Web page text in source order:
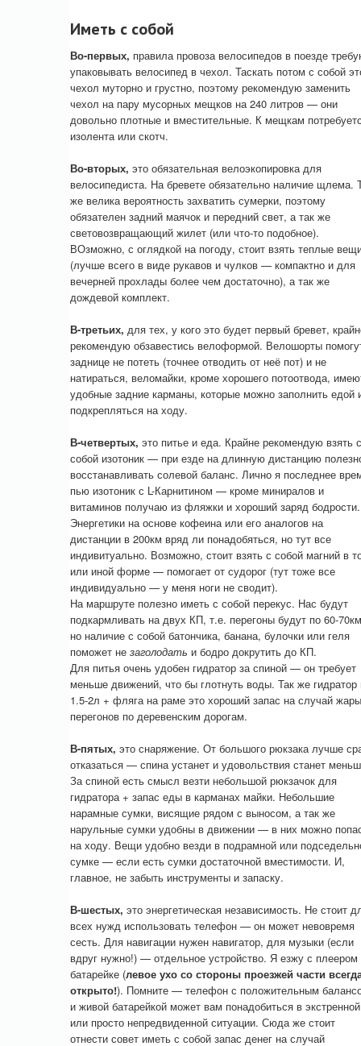
Иметь с собой
Во-первых, правила провоза велосипедов в поезде
упаковывать велосипед в чехол. Таскать потом с собой
чехол муторно и грустно, поэтому рекомендую заменить
чехол на пару мусорных мещков на 240 литров — они
довольно плотные и вместительные. К мещкам
изолента или скотч.
Во-вторых, это обязательная велоэкопировка для
велосипедиста. На бревете обязательно наличие щлема.
же велика вероятность захватить сумерки, поэтому
обязателен задний маячок и передний свет, а так же
световозвращающий жилет (или что-то подобное).
ВОзможно, с оглядкой на погоду, стоит взять теплые
(лучше всего в виде рукавов и чулков — компактно и для
вечерней прохлады более чем достаточно), а так же
дождевой комплект.
В-третьих, для тех, у кого это будет первый бревет,
рекомендую обзавестись велоформой. Велошорты
заднице не потеть (точнее отводить от неё пот) и не
натираться, веломайки, кроме хорошего потоотвода,
удобные задние карманы, которые можно заполнить едой
подкрепляться на ходу.
В-четвертых, это питье и еда. Крайне рекомендую взять с
собой изотоник — при езде на длинную дистанцию
восстанавливать солевой баланс. Лично я последнее
пью изотоник с L-Карнитином — кроме миниралов и
витаминов получаю из фляжки и хороший заряд бодрости.
Энергетики на основе кофеина или его аналогов на
дистанции в 200км вряд ли понадобяться, но тут все
индивитуально. Возможно, стоит взять с собой магний в
или иной форме — помогает от судорог (тут тоже все
индивидуально — у меня ноги не сводит).
На маршруте полезно иметь с собой перекус. Нас будут
подкармливать на двух КП, т.е. перегоны будут по 60-
но наличие с собой батончика, банана, булочки или геля
поможет не заголодать и бодро докрутить до КП.
Для питья очень удобен гидратор за спиной — он требует
меньше движений, что бы глотнуть воды. Так же гидратор
1.5-2л + фляга на раме это хороший запас на случай
перегонов по деревенским дорогам.
В-пятых, это снаряжение. От большого рюкзака лучше
отказаться — спина устанет и удовольствия станет
За спиной есть смысл везти небольшой рюкзачок для
гидратора + запас еды в карманах майки. Небольшие
нарамные сумки, висящие рядом с выносом, а так же
нарульные сумки удобны в движении — в них можно
на ходу. Вещи удобно везди в подрамной или
сумке — если есть сумки достаточной вместимости. И,
главное, не забыть инструменты и запаску.
В-шестых, это энергетическая независимость. Не стоит
всех нужд использовать телефон — он может невовремя
сесть. Для навигации нужен навигатор, для музыки (если
вдруг нужно!) — отдельное устройство. Я езжу с плеером
батарейке (левое ухо со стороны проезжей части
открыто!). Помните — телефон с положительным
и живой батарейкой может вам понадобиться в экстренной
или просто непредвиденной ситуации. Сюда же стоит
отнести совет иметь с собой запас денег на случай